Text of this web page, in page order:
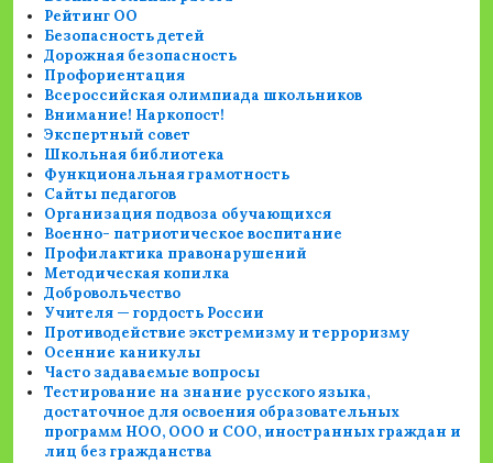
Рейтинг ОО
Безопасность детей
Дорожная безопасность
Профориентация
Всероссийская олимпиада школьников
Внимание! Наркопост!
Экспертный совет
Школьная библиотека
Функциональная грамотность
Сайты педагогов
Организация подвоза обучающихся
Военно- патриотическое воспитание
Профилактика правонарушений
Методическая копилка
Добровольчество
Учителя — гордость России
Противодействие экстремизму и терроризму
Осенние каникулы
Часто задаваемые вопросы
Тестирование на знание русского языка,
достаточное для освоения образовательных
программ НОО, ООО и СОО, иностранных граждан и
лиц без гражданства